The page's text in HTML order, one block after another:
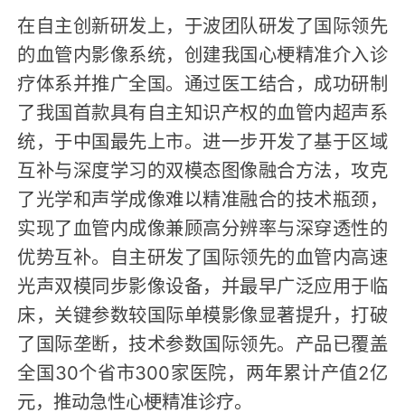
在自主创新研发上，于波团队研发了国际领先
的血管内影像系统，创建我国心梗精准介入诊
疗体系并推广全国。通过医工结合，成功研制
了我国首款具有自主知识产权的血管内超声系
统，于中国最先上市。进一步开发了基于区域
互补与深度学习的双模态图像融合方法，攻克
了光学和声学成像难以精准融合的技术瓶颈，
实现了血管内成像兼顾高分辨率与深穿透性的
优势互补。自主研发了国际领先的血管内高速
光声双模同步影像设备，并最早广泛应用于临
床，关键参数较国际单模影像显著提升，打破
了国际垄断，技术参数国际领先。产品已覆盖
全国30个省市300家医院，两年累计产值2亿
元，推动急性心梗精准诊疗。